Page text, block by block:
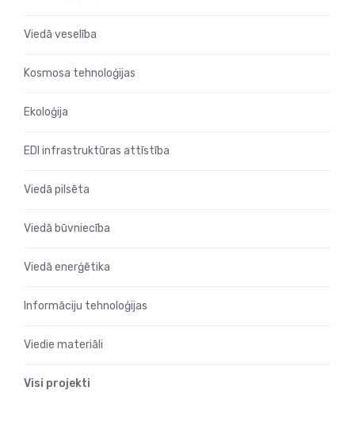
Viedā veselība
Kosmosa tehnoloģijas
Ekoloģija
EDI infrastruktūras attīstība
Viedā pilsēta
Viedā būvniecība
Viedā enerģētika
Informāciju tehnoloģijas
Viedie materiāli
Visi projekti